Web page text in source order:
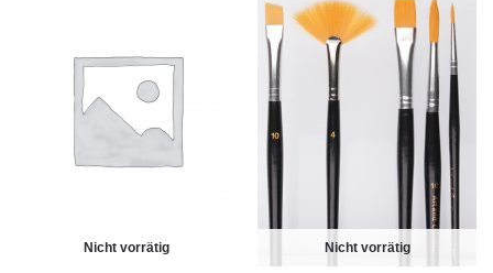
Nicht vorrätig Nicht vorrätig